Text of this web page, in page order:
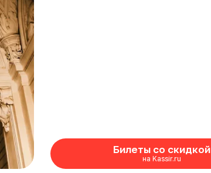
Билеты со скидкой
на Kassir.ru